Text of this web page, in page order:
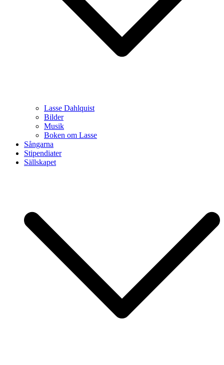
Lasse Dahlquist
Bilder
Musik
Boken om Lasse
Sångarna
Stipendiater
Sällskapet